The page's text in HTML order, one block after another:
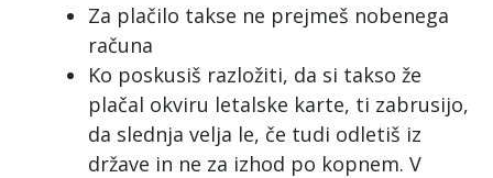
Za plačilo takse ne prejmeš nobenega
računa
Ko poskusiš razložiti, da si takso že
plačal okviru letalske karte, ti zabrusijo,
da slednja velja le, če tudi odletiš iz
države in ne za izhod po kopnem. V